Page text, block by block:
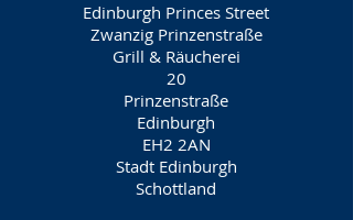
Edinburgh Princes Street
Zwanzig Prinzenstraße
Grill & Räucherei
20
Prinzenstraße
Edinburgh
EH2 2AN
Stadt Edinburgh
Schottland